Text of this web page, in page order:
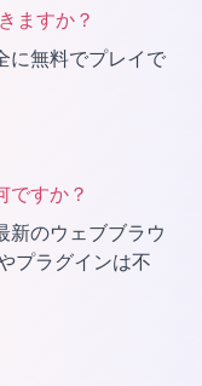
ますか？
に無料でプレイで
ですか？
新のウェブブラウ
プラグインは不